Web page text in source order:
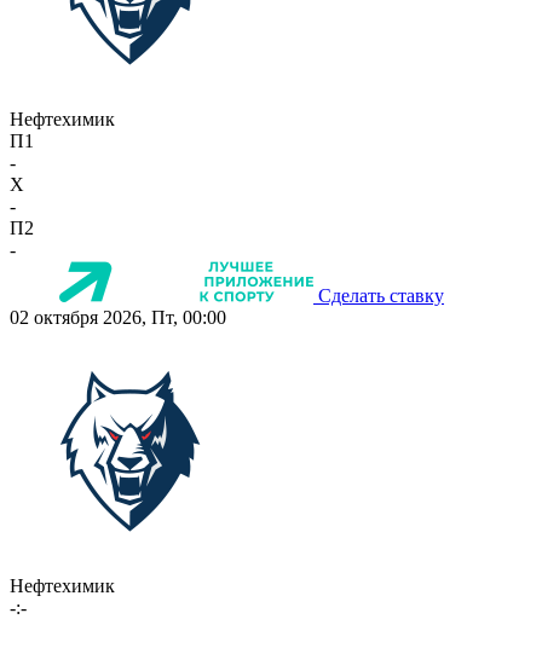
Нефтехимик
П1
-
X
-
П2
-
Сделать ставку
02 октября 2026, Пт, 00:00
Нефтехимик
-:-